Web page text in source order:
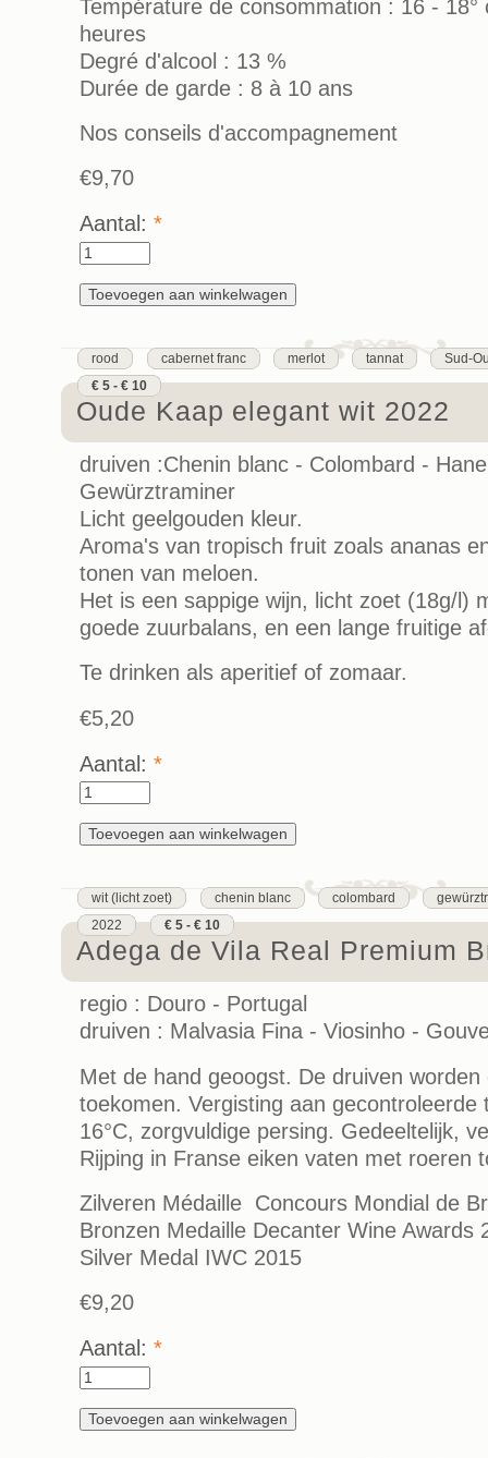
Température de consommation : 16 - 18°
heures
Degré d'alcool : 13 %
Durée de garde : 8 à 10 ans
Nos conseils d'accompagnement
€9,70
Aantal: *
rood cabernet franc merlot tannat
Sud-
€ 5 - € 10
Oude Kaap elegant wit 2022
druiven :Chenin blanc - Colombard -
Gewürztraminer
Licht geelgouden kleur.
Aroma's van tropisch fruit zoals ananas
tonen van meloen.
Het is een sappige wijn, licht zoet (18g/l)
goede zuurbalans, en een lange fruitige
Te drinken als aperitief of zomaar.
€5,20
Aantal: *
wit (licht zoet) chenin blanc colombard
2022
€ 5 - € 10
Adega de Vila Real Premium
regio : Douro - Portugal
druiven : Malvasia Fina - Viosinho -
Met de hand geoogst. De druiven
toekomen. Vergisting aan gecontroleerde
16°C, zorgvuldige persing. Gedeeltelijk,
Rijping in Franse eiken vaten met roeren
Zilveren Médaille Concours Mondial de
Bronzen Medaille Decanter Wine Awards
Silver Medal IWC 2015
€9,20
Aantal: *